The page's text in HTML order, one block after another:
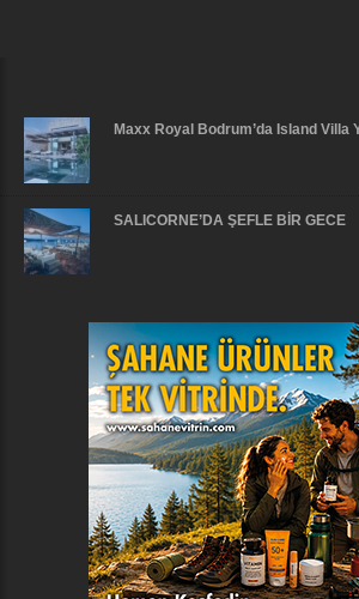
Maxx Royal Bodrum’da Island Villa
SALICORNE’DA ŞEFLE BİR GECE